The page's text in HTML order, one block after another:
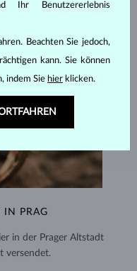
IN PRAG
in der Prager Altstadt
versendet.
Ihr Benutzererlebnis
Beachten Sie jedoch,
kann. Sie können
indem Sie hier klicken.